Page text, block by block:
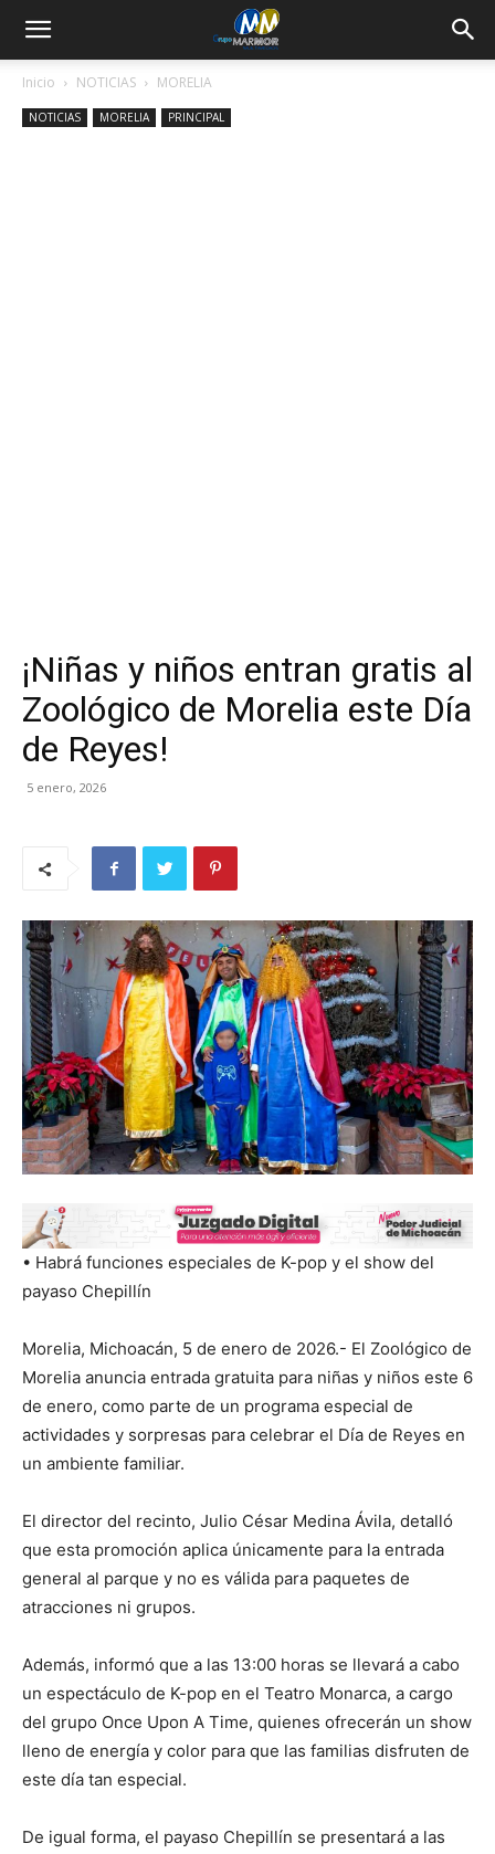
Inicio NOTICIAS MORELIA
NOTICIAS MORELIA PRINCIPAL
¡Niñas y niños entran gratis al
Zoológico de Morelia este Día
de Reyes!
5 enero, 2026
• Habrá funciones especiales de K-pop y el show del
payaso Chepillín
Morelia, Michoacán, 5 de enero de 2026.- El Zoológico de
Morelia anuncia entrada gratuita para niñas y niños este 6
de enero, como parte de un programa especial de
actividades y sorpresas para celebrar el Día de Reyes en
un ambiente familiar.
El director del recinto, Julio César Medina Ávila, detalló
que esta promoción aplica únicamente para la entrada
general al parque y no es válida para paquetes de
atracciones ni grupos.
Además, informó que a las 13:00 horas se llevará a cabo
un espectáculo de K-pop en el Teatro Monarca, a cargo
del grupo Once Upon A Time, quienes ofrecerán un show
lleno de energía y color para que las familias disfruten de
este día tan especial.
De igual forma, el payaso Chepillín se presentará a las